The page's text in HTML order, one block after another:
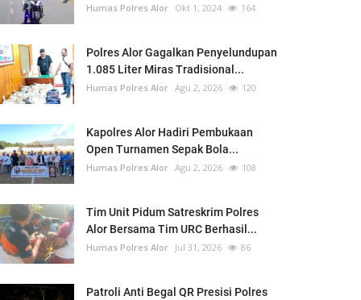
Humas Polres Alor Okt 1, 2024 164
Polres Alor Gagalkan Penyelundupan
1.085 Liter Miras Tradisional...
Humas Polres Alor Agu 2, 2026 120
Kapolres Alor Hadiri Pembukaan
Open Turnamen Sepak Bola...
Humas Polres Alor Agu 2, 2026 108
Tim Unit Pidum Satreskrim Polres
Alor Bersama Tim URC Berhasil...
Humas Polres Alor Jul 31, 2026 86
Patroli Anti Begal QR Presisi Polres